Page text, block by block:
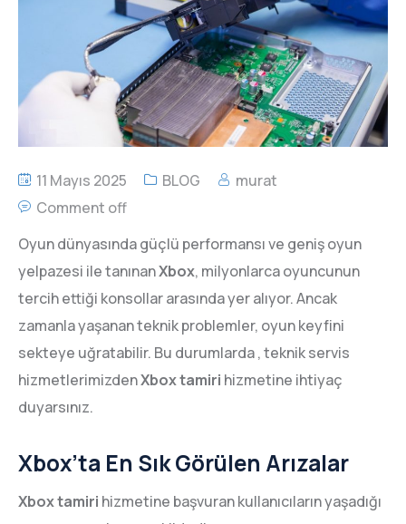
11 Mayıs 2025 BLOG
murat
Comment off
Oyun dünyasında güçlü performansı ve geniş oyun
yelpazesi ile tanınanXbox, milyonlarca oyuncunun
tercih ettiği konsollar arasında yer alıyor. Ancak
zamanla yaşanan teknik problemler, oyun keyfini
sekteye uğratabilir. Bu durumlarda , teknik servis
hizmetlerimizdenXbox tamiri hizmetine ihtiyaç
duyarsınız.
Xbox’ta En Sık Görülen Arızalar
Xbox tamiri hizmetine başvuran kullanıcıların yaşadığı